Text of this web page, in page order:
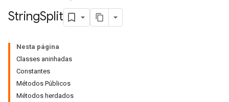
StringSplit
Nesta página
Classes aninhadas
Constantes
Métodos Públicos
Métodos herdados